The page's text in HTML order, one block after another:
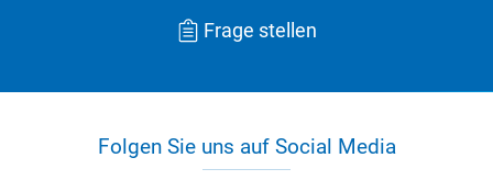
Frage stellen
Folgen Sie uns auf Social Media